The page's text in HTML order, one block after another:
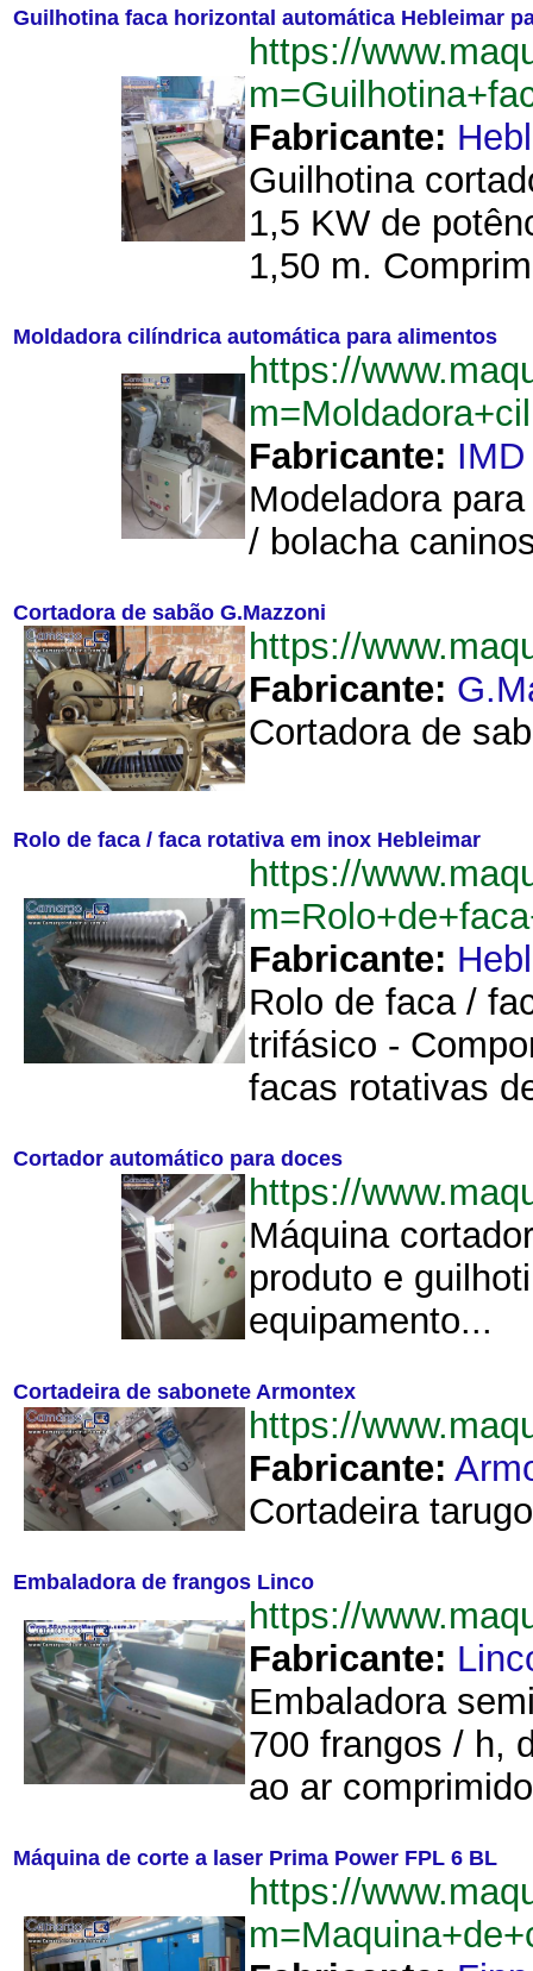
Guilhotina faca horizontal automática Hebleimar
https://
Fabricante:
Guilhotina
1,5 KW de
1,50 m.
Moldadora cilíndrica automática para alimentos
https://
Fabricante: IMD
Modeladora
/ bolacha
Cortadora de sabão G.Mazzoni
https://
Fabricante:
Cortadora de
Rolo de faca / faca rotativa em inox Hebleimar
https://
Fabricante:
Rolo de faca /
trifásico -
facas rotativas
Cortador automático para doces
https://
Máquina
produto e
equipamento...
Cortadeira de sabonete Armontex
https://
Fabricante:
Cortadeira
Embaladora de frangos Linco
https://
Fabricante:
Embaladora
700 frangos / h,
ao ar
Máquina de corte a laser Prima Power FPL 6 BL
https://